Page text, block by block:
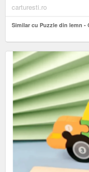
carturesti.ro
Similar cu Puzzle din lemn -